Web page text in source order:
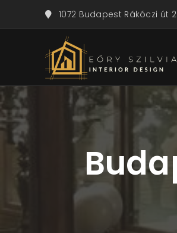
1072 Budapest Rákóczi út